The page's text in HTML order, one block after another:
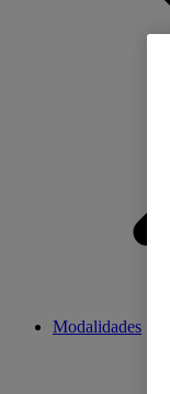
Modalidades